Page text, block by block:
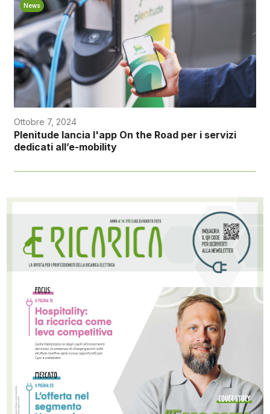
News
Ottobre 7, 2024
Plenitude lancia l'app On the Road per i servizi
dedicati all’e-mobility